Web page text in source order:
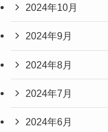
2024年10月
2024年9月
2024年8月
2024年7月
2024年6月